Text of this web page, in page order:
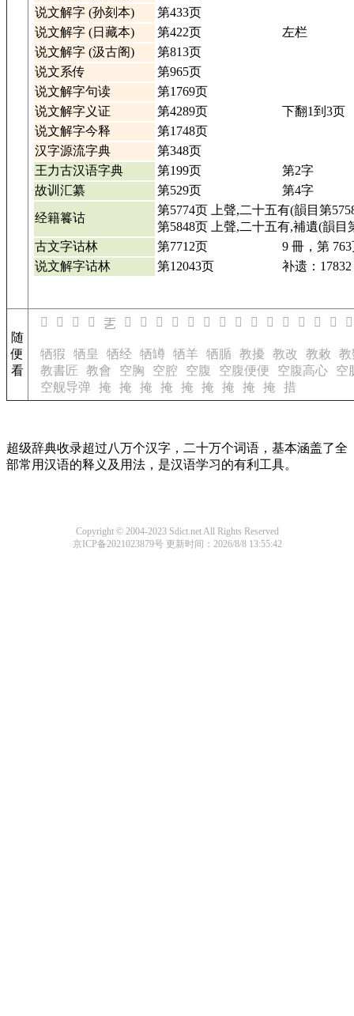
说文解字 (孙刻本)
第433页
说文解字 (日藏本)
第422页
左栏
说文解字 (汲古阁)
第813页
说文系传
第965页
说文解字句读
第1769页
说文解字义证
第4289页
下翻1到3页
说文解字今释
第1748页
汉字源流字典
第348页
王力古汉语字典
第199页
第2字
故训汇纂
第529页 第4字
经籍籑诂
第5774页 上聲,二十五有(韻目第
第5848页 上聲,二十五有,補遺(韻目
古文字诂林
第7712页
9 冊，第
说文解字诂林
第12043页 补遗：17832
随
便
看
𠃐 𠃒 𠃔 𠃖 𠃗 𠃘 𠃙 𠃜 𠃝 𠃟 𠃡 𠃢 𠃣 𠃤 𠃥 𠃦 𠃧 𠃩 𠃪 𠃫
牺猳 牺皇 牺经 牺罇 牺羊 牺腯 教擾 教改 教敕
教
教書匠
教會 空胸 空腔 空腹 空腹便便 空腹高心
空
空舰导弹
掩 掩 掩 掩 掩 掩 掩 掩 掩 措
超级辞典收录超过八万个汉字，二十万个词语，基本涵盖了全
部常用汉语的释义及用法，是汉语学习的有利工具。
Copyright © 2004-2023 Sdict.net All Rights Reserved
京ICP备2021023879号更新时间：2026/8/8 13:55:42